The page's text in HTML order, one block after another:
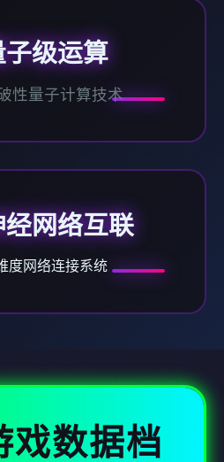
子级运算
性量子计算技术
经网络互联
度网络连接系统
戏数据档